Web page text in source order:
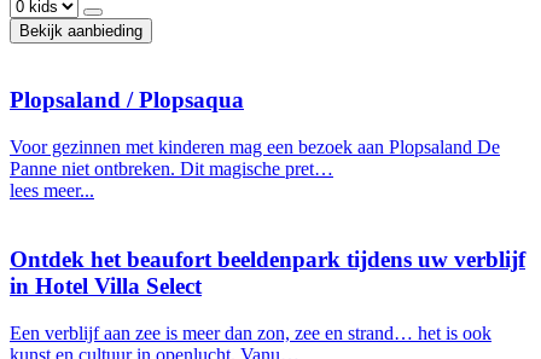
Bekijk aanbieding
Plopsaland / Plopsaqua
Voor gezinnen met kinderen mag een bezoek aan Plopsaland De
Panne niet ontbreken. Dit magische pret…
lees meer...
Ontdek het beaufort beeldenpark tijdens uw verblijf
in Hotel Villa Select
Een verblijf aan zee is meer dan zon, zee en strand… het is ook
kunst en cultuur in openlucht. Vanu…